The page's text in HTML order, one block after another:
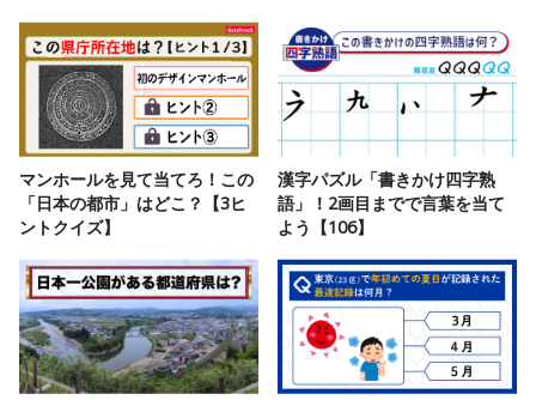
マンホールを見て当てろ！この
「日本の都市」はどこ？【3ヒ
ントクイズ】
漢字パズル「書きかけ四字熟
語」！2画目までで言葉を当て
よう【106】